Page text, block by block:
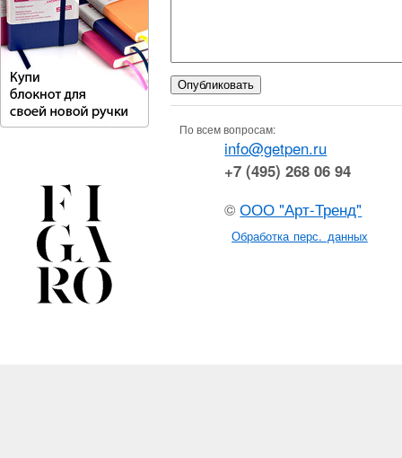
По всем вопросам:
info@getpen.ru
+7 (495) 268 06 94
©ООО "Арт-Тренд"
Обработка перс. данных